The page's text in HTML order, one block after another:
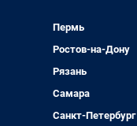
Пермь
Ростов-на-Дону
Рязань
Самара
Санкт-Петербург